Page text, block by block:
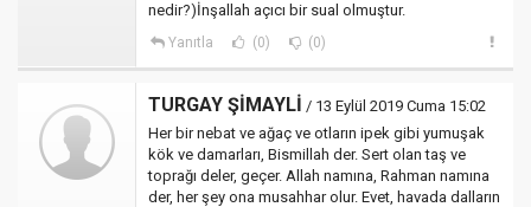
nedir?)İnşallah açıcı bir sual olmuştur.
Yanıtla (0) (0)
TURGAY ŞİMAYLİ / 13 Eylül 2019 Cuma 15:02
Her bir nebat ve ağaç ve otların ipek gibi yumuşak
kök ve damarları, Bismillah der. Sert olan taş ve
toprağı deler, geçer. Allah namına, Rahman namına
der, her şey ona musahhar olur. Evet, havada dalların